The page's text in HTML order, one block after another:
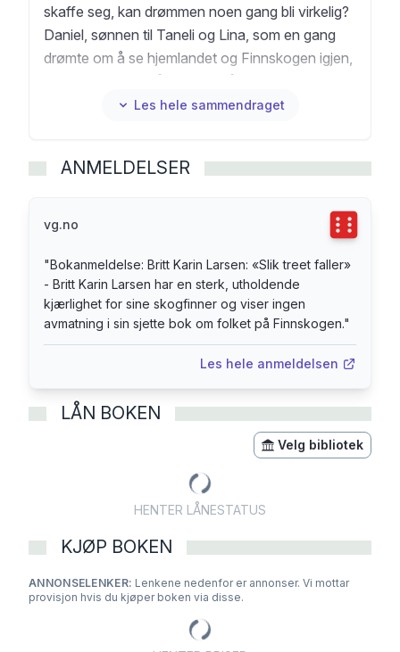
skaffe seg, kan drømmen noen gang bli virkelig?
Daniel, sønnen til Taneli og Lina, som en gang
drømte om å se hjemlandet og Finnskogen igjen,
venter fremdeles på at Karin med den vakre
beveger historien seg opp mot andre
mindre. Mange av de som vokser opp på
bedre da brorparten av dem blir kommunister og
derfor også ofte nektes arbeid.
Les hele sammendraget
ANMELDELSER
vg.no
"Bokanmeldelse: Britt Karin Larsen: «Slik treet faller»
- Britt Karin Larsen har en sterk, utholdende
kjærlighet for sine skogfinner og viser ingen
avmatning i sin sjette bok om folket på Finnskogen."
Les hele anmeldelsen
LÅN BOKEN
Velg bibliotek
HENTER LÅNESTATUS
KJØP BOKEN
ANNONSELENKER: Lenkene nedenfor er annonser. Vi mottar
provisjon hvis du kjøper boken via disse.